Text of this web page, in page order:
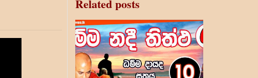
Related posts